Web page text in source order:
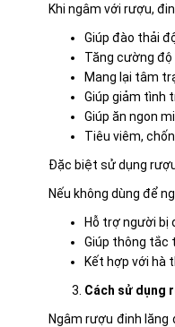
Khi ngâm với rượu,
Giúp đào thải
Tăng cường
Mang lại tâm
Giúp giảm tình
Giúp ăn ngon
Tiêu viêm,
Đặc biệt sử dụng
Nếu không dùng để
Hỗ trợ người bị
Giúp thông tắc
Kết hợp với hà
Cách sử dụng
Ngâm rượu đinh